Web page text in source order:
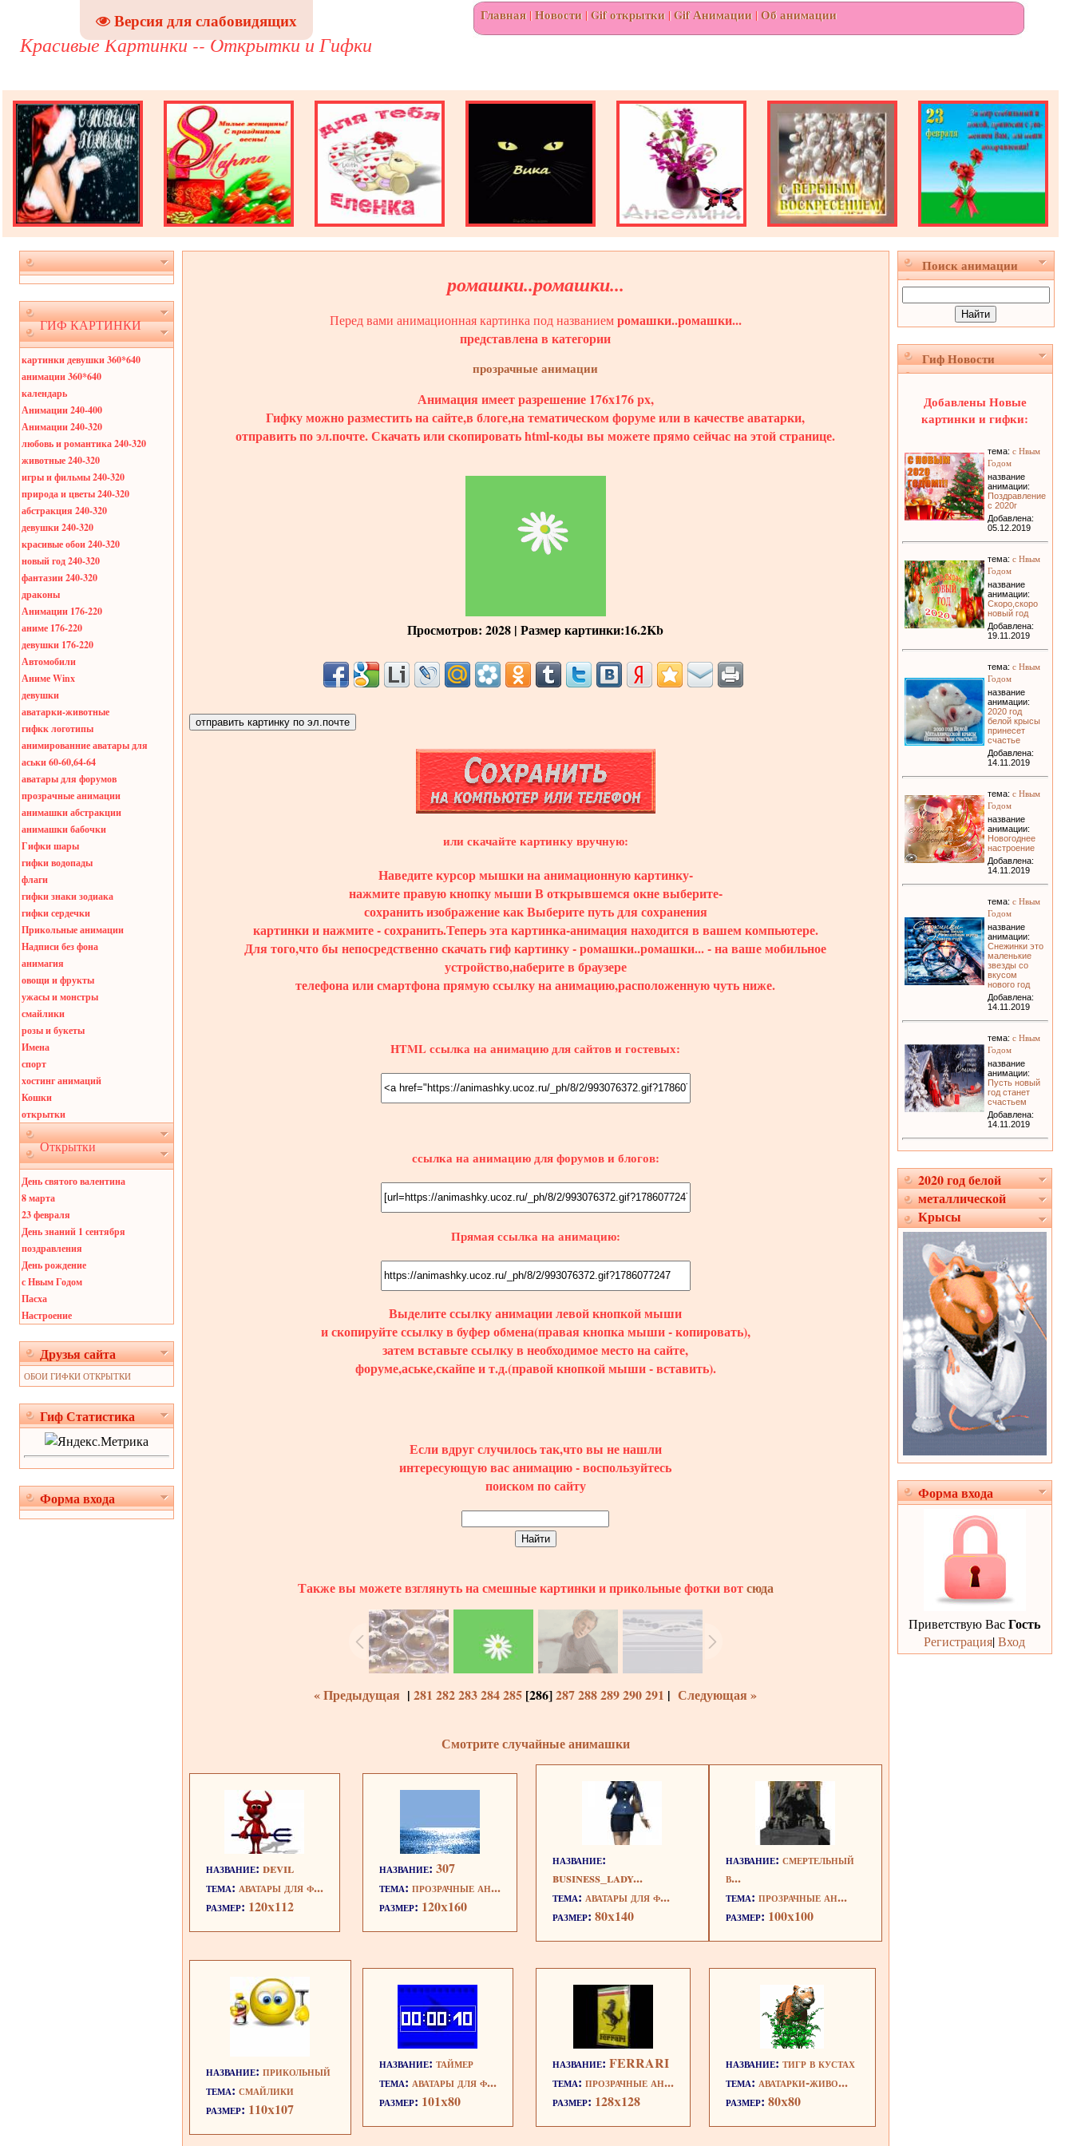
Версия для слабовидящих
Красивые Картинки -- Открытки и Гифки
Главная|Новости |Gif открытки |Gif Анимации |Об анимации
ГИФ КАРТИНКИ
картинки девушки 360*640
анимации 360*640
календарь
Анимации 240-400
Анимации 240-320
любовь и романтика 240-320
животные 240-320
игры и фильмы 240-320
природа и цветы 240-320
абстракция 240-320
девушки 240-320
красивые обои 240-320
новый год 240-320
фантазии 240-320
драконы
Анимации 176-220
аниме 176-220
девушки 176-220
Автомобили
Аниме Winx
девушки
аватарки-животные
гифкк логотипы
анимированние аватары для
аськи 60-60,64-64
аватары для форумов
прозрачные анимации
анимашки абстракции
анимашки бабочки
Гифки шары
гифки водопады
флаги
гифки знаки зодиака
гифки сердечки
Прикольные анимации
Надписи без фона
анимагия
овощи и фрукты
ужасы и монстры
смайлики
розы и букеты
Имена
спорт
хостинг анимаций
Кошки
открытки
Открытки
День святого валентина
8 марта
23 февраля
День знаний 1 сентября
поздравления
День рождение
с Нвым Годом
Пасха
Настроение
Друзья сайта
ОБОИ ГИФКИ ОТКРЫТКИ
Гиф Статистика
Форма входа
ромашки..ромашки...
Перед вами анимационная картинка под названиемромашки..ромашки...
представлена в категории
прозрачные анимации
Анимация имеет разрешение 176x176 px,
Гифку можно разместить на сайте,в блоге,на тематическом форуме или в качестве аватарки,
отправить по эл.почте.Скачатьили скопировать html-коды вы можете прямо сейчас на этой странице.
Просмотров: 2028 | Размер картинки:16.2Kb
или скачайте картинку вручную:
Наведите курсор мышки на анимационную картинку-
нажмите правую кнопку мыши В открывшемся окне выберите-
сохранить изображение как Выберите путь для сохранения
картинки и нажмите - сохранить.Теперь эта картинка-анимация находится в вашем компьютере.
Для того,что бы непосредственно скачать гиф картинку - ромашки..ромашки... - на ваше мобильное
устройство,наберите в браузере
телефона или смартфона прямую ссылку на анимацию,расположенную чуть ниже.
HTML ссылка на анимацию для сайтов и гостевых:
ссылка на анимацию для форумов и блогов:
Прямая ссылка на анимацию:
Выделите ссылкуанимациилевой кнопкой мыши
и скопируйте ссылку в буфер обмена(правая кнопка мыши - копировать),
затем вставьте ссылку в необходимое место на сайте,
форуме,аське,скайпе и т.д.(правой кнопкой мыши - вставить).
Если вдруг случилось так,что вы не нашли
интересующую вас анимацию - воспользуйтесь
поиском по сайту
Также вы можете взглянуть на смешные картинки и прикольные фотки вотсюда
« Предыдущая | 281 282283284285 [286]287288289290291 | Следующая »
Смотрите случайные анимашки
название: devil
тема: аватары для ф...
размер: 120x112
название: 307
тема: прозрачные ан...
размер: 120x160
название:
business_lady...
тема: аватары для ф...
размер: 80x140
название: смертельный
в...
тема: прозрачные ан...
размер: 100x100
название: прикольный
тема: смайлики
размер: 110x107
название: таймер
тема: аватары для ф...
размер: 101x80
название: FERRARI
тема: прозрачные ан...
размер: 128x128
название: тигр в кустах
тема: аватарки-живо...
размер: 80x80
Поиск анимации
Гиф Новости
Добавлены Новые
картинки и гифки:
тема: с Нвым
Годом
название
анимации:
Поздравление
с 2020г
Добавлена:
05.12.2019
тема: с Нвым
Годом
название
анимации:
Скоро,скоро
новый год
Добавлена:
19.11.2019
тема: с Нвым
Годом
название
анимации:
2020 год
белой крысы
принесет
счастье
Добавлена:
14.11.2019
тема: с Нвым
Годом
название
анимации:
Новогоднее
настроение
Добавлена:
14.11.2019
тема: с Нвым
Годом
название
анимации:
Снежинки это
маленькие
звезды со
вкусом
нового год
Добавлена:
14.11.2019
тема: с Нвым
Годом
название
анимации:
Пусть новый
год станет
счастьем
Добавлена:
14.11.2019
2020 год белой
металлической
Крысы
Форма входа
Приветствую ВасГость
Регистрация|Вход